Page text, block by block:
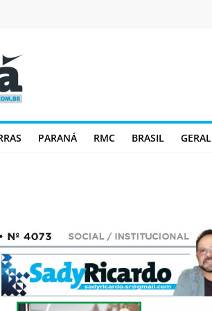
PARANÁ RMC BRASIL GERAL